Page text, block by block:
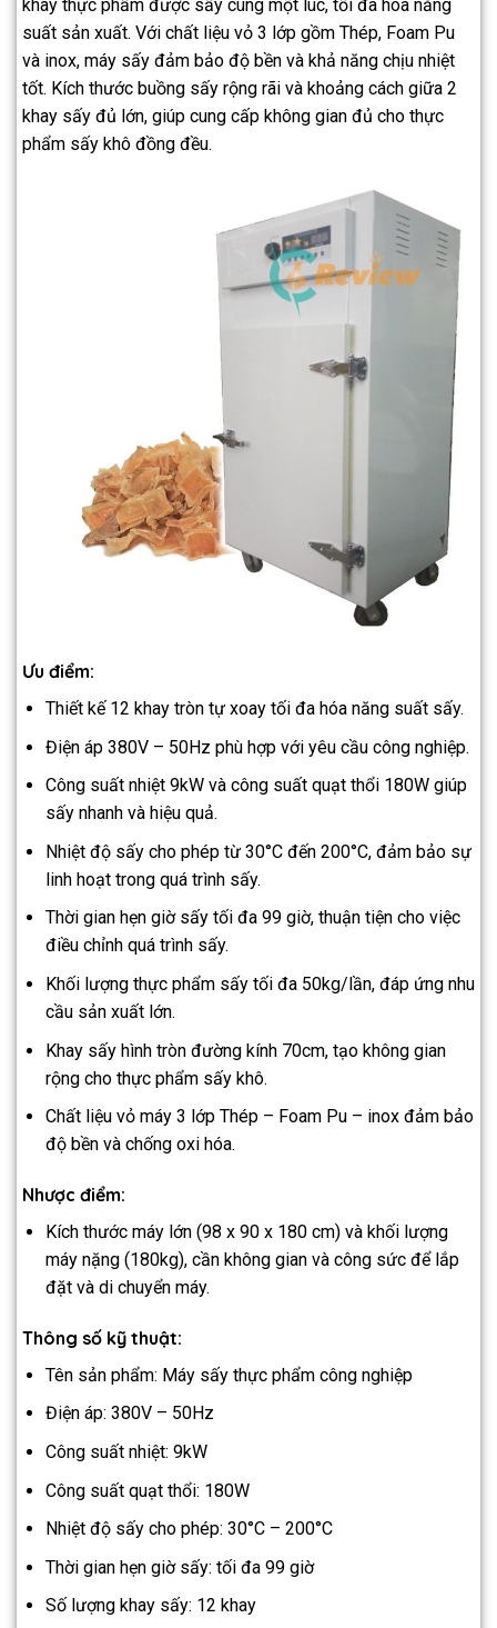
khay thực phẩm được sấy cùng một lúc, tối đa hóa năng
suất sản xuất. Với chất liệu vỏ 3 lớp gồm Thép, Foam Pu
và inox, máy sấy đảm bảo độ bền và khả năng chịu nhiệt
tốt. Kích thước buồng sấy rộng rãi và khoảng cách giữa 2
khay sấy đủ lớn, giúp cung cấp không gian đủ cho thực
phẩm sấy khô đồng đều.
Ưu điểm:
Thiết kế 12 khay tròn tự xoay tối đa hóa năng suất sấy.
Điện áp 380V – 50Hz phù hợp với yêu cầu công nghiệp.
Công suất nhiệt 9kW và công suất quạt thổi 180W giúp
sấy nhanh và hiệu quả.
Nhiệt độ sấy cho phép từ 30°C đến 200°C, đảm bảo sự
linh hoạt trong quá trình sấy.
Thời gian hẹn giờ sấy tối đa 99 giờ, thuận tiện cho việc
điều chỉnh quá trình sấy.
Khối lượng thực phẩm sấy tối đa 50kg/lần, đáp ứng nhu
cầu sản xuất lớn.
Khay sấy hình tròn đường kính 70cm, tạo không gian
rộng cho thực phẩm sấy khô.
Chất liệu vỏ máy 3 lớp Thép – Foam Pu – inox đảm bảo
độ bền và chống oxi hóa.
Nhược điểm:
Kích thước máy lớn (98 x 90 x 180 cm) và khối lượng
máy nặng (180kg), cần không gian và công sức để lắp
đặt và di chuyển máy.
Thông số kỹ thuật:
Tên sản phẩm: Máy sấy thực phẩm công nghiệp
Điện áp: 380V – 50Hz
Công suất nhiệt: 9kW
Công suất quạt thổi: 180W
Nhiệt độ sấy cho phép: 30°C – 200°C
Thời gian hẹn giờ sấy: tối đa 99 giờ
Số lượng khay sấy: 12 khay